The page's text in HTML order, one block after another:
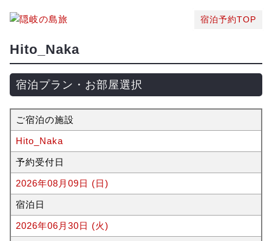
宿泊予約TOP
Hito_Naka
宿泊プラン・お部屋選択
ご宿泊の施設
Hito_Naka
予約受付日
2026年08月09日 (日)
宿泊日
2026年06月30日 (火)